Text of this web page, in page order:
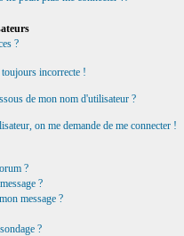
?
incorrecte !
de mon nom d'utilisateur ?
on me demande de me connecter !
?
?
message ?
?